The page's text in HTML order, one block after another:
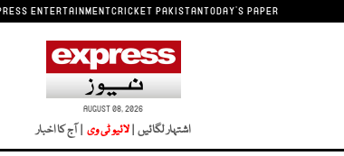
ENTERTAINMENTCRICKET PAKISTANTODAY'S PAPER
AUGUST 08, 2026
اشتہار لگائیں | | آج کا اخبار